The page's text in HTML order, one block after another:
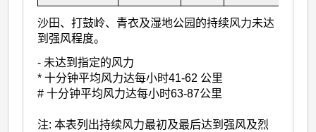
沙田、打鼓岭、青衣及湿地公园的持续风力未达
到强风程度。
- 未达到指定的风力
* 十分钟平均风力达每小时41-62 公里
# 十分钟平均风力达每小时63-87公里
注: 本表列出持续风力最初及最后达到强风及烈